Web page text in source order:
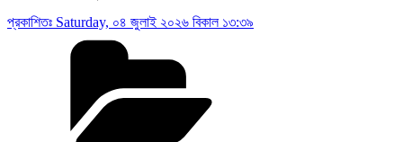
প্রকাশিতঃ Saturday, ০৪ জুলাই ২০২৬ বিকাল ১৩:৩৯